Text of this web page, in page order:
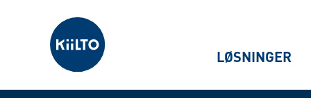
Kiilto Norway
LØSNINGER